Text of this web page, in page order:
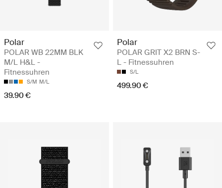
Polar
POLAR WB 22MM BLK
M/L H&L -
Fitnessuhren
S/M M/L
39.90 €
Polar
POLAR GRIT X2 BRN S-
L - Fitnessuhren
S/L
499.90 €